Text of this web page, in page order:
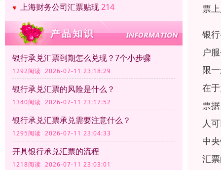
上海财务公司汇票贴现214
银行承兑汇票到期怎么兑现？7个小步骤
1292阅读 2026-07-11 23:18:29
银行承兑汇票的风险是什么？
1340阅读 2026-07-11 23:17:52
银行承兑汇票承兑需要注意什么？
1295阅读 2026-07-11 23:04:33
开具银行承兑汇票的流程
1218阅读 2026-07-11 23:03:01
票
银
户
限
在
票
人
中
汇